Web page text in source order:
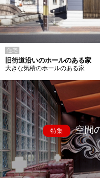
住宅
旧街道沿いのホールのある家
大きな気積のホールのある家
特集 空間